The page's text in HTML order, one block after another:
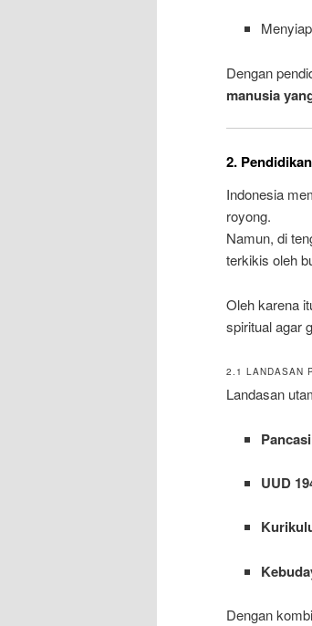
Dengan
manusia
2.
Indonesia
royong.
Namun, di
terkikis oleh
Oleh karena
spiritual agar
2.1 LANDASAN
Landasan
UUD
Dengan